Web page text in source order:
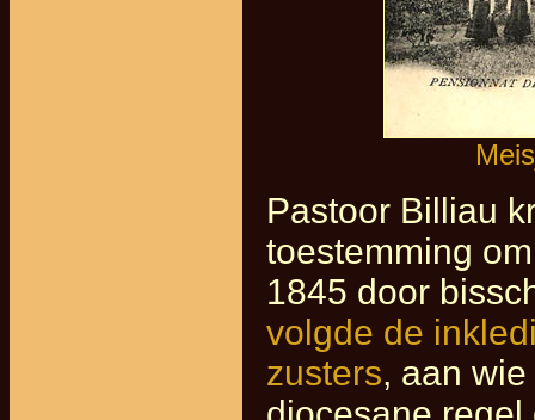
Pastoor Billiau
toestemming
1845 door
volgde de
zusters, aan